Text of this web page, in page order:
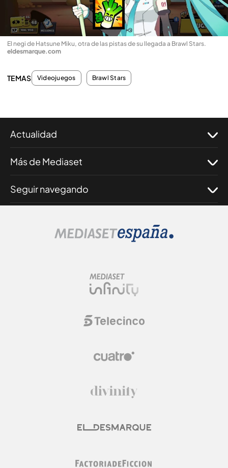
El negi de Hatsune Miku, otra de las pistas de su llegada a Brawl Stars.
eldesmarque.com
TEMAS Videojuegos Brawl Stars
Actualidad
Más de Mediaset
Seguir navegando